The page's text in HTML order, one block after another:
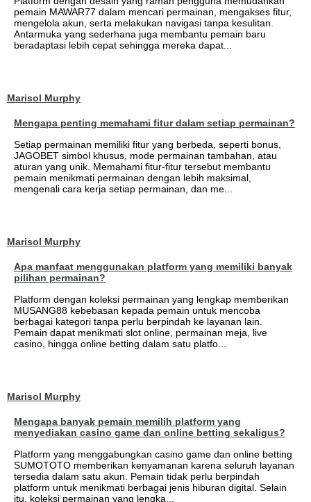
pemain MAWAR77 dalam mencari permainan, mengakses fitur,
mengelola akun, serta melakukan navigasi tanpa kesulitan.
Antarmuka yang sederhana juga membantu pemain baru
beradaptasi lebih cepat sehingga mereka dapat...
Marisol Murphy
Mengapa penting memahami fitur dalam setiap permainan?
Setiap permainan memiliki fitur yang berbeda, seperti bonus,
JAGOBET simbol khusus, mode permainan tambahan, atau
aturan yang unik. Memahami fitur-fitur tersebut membantu
pemain menikmati permainan dengan lebih maksimal,
mengenali cara kerja setiap permainan, dan me...
Marisol Murphy
Apa manfaat menggunakan platform yang memiliki banyak
pilihan permainan?
Platform dengan koleksi permainan yang lengkap memberikan
MUSANG88 kebebasan kepada pemain untuk mencoba
berbagai kategori tanpa perlu berpindah ke layanan lain.
Pemain dapat menikmati slot online, permainan meja, live
casino, hingga online betting dalam satu platfo...
Marisol Murphy
Mengapa banyak pemain memilih platform yang
menyediakan casino game dan online betting sekaligus?
Platform yang menggabungkan casino game dan online betting
SUMOTOTO memberikan kenyamanan karena seluruh layanan
tersedia dalam satu akun. Pemain tidak perlu berpindah
platform untuk menikmati berbagai jenis hiburan digital. Selain
itu, koleksi permainan yang lengka...